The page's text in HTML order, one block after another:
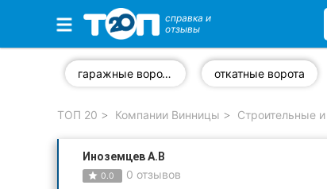
Избранные компании
Стоматологии
справка и
отзывы
гаражные ворота откатные ворота
ТОП 20 Компании Винницы Строительные
Иноземцев А.В
0.0 0 отзывов